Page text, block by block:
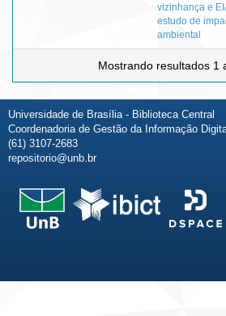
vizinhança e
estudo de
ambiental
Mostrando resultados 1
Universidade de Brasília - Biblioteca Central
Coordenadoria de Gestão da Informação
(61) 3107-2683
repositorio@unb.br